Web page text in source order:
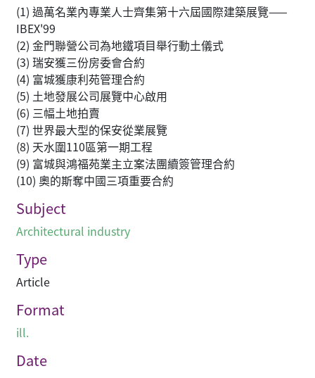
(1) 過萬名業內專業人士齊集第十六屆國際建築展覽——
IBEX'99
(2) 金門聯營公司為地鐵項目舉行動土儀式
(3) 瑞安獲三份房委會合約
(4) 富城獲康利苑管理合約
(5) 土地發展公司展覽中心啟用
(6) 三幅土地拍賣
(7) 世界最大型的保安從業展覽
(8) 天水圍110區第一期工程
(9) 富城與鴻福苑業主立案法團續簽管理合約
(10) 奧的斯奪中國三項重要合約
Subject
Architectural industry
Type
Article
Format
ill.
Date